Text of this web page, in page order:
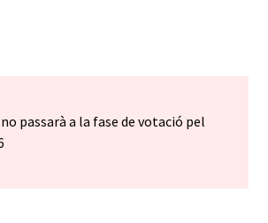
passarà a la fase de votació pel